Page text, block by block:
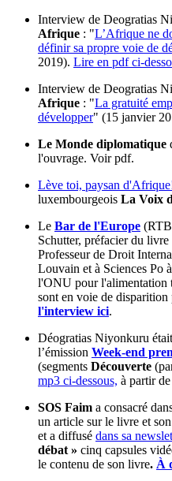
Interview de Deogratias
Afrique : "L’Afrique ne
définir sa propre voie de
2019). Lire en pdf ci-
Interview de Deogratias
Afrique : "La gratuité
développer" (15 janvier
Le Monde diplomatique
l'ouvrage. Voir pdf.
Lève toi, paysan
luxembourgeois La Voix
Le Bar de l'Europe
Schutter, préfacier du
Professeur de Droit
Louvain et à Sciences Po
l'ONU pour l'alimentation
sont en voie de disparition
l'interview ici.
Déogratias Niyonkuru
l’émission Week-end
(segments Découverte
mp3 ci-dessous, à partir
SOS Faim a consacré
un article sur le livre et
et a diffusé dans sa
débat » cinq capsules
le contenu de son livre. À